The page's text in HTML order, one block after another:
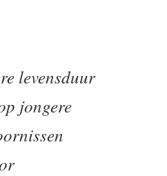
levensduur
jongere